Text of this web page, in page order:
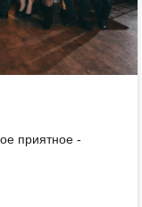
приятное -